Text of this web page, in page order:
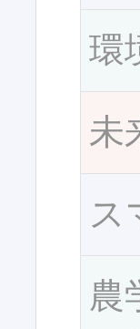
環
未
ス
農